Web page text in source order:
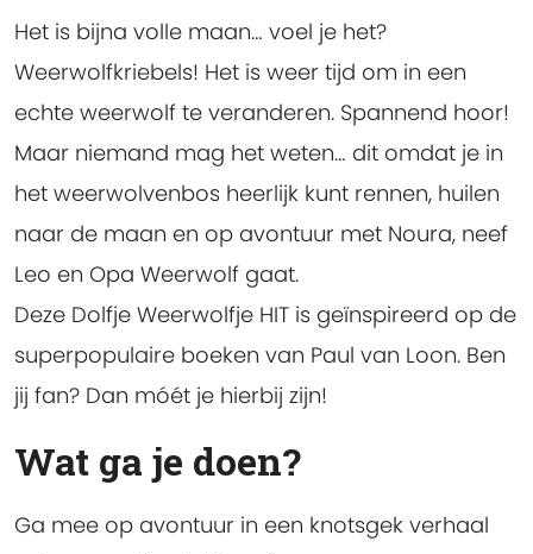
Het is bijna volle maan… voel je het?
Weerwolfkriebels! Het is weer tijd om in een
echte weerwolf te veranderen. Spannend hoor!
Maar niemand mag het weten… dit omdat je in
het weerwolvenbos heerlijk kunt rennen, huilen
naar de maan en op avontuur met Noura, neef
Leo en Opa Weerwolf gaat.
Deze Dolfje Weerwolfje HIT is geïnspireerd op de
superpopulaire boeken van Paul van Loon. Ben
jij fan? Dan móét je hierbij zijn!
Wat ga je doen?
Ga mee op avontuur in een knotsgek verhaal